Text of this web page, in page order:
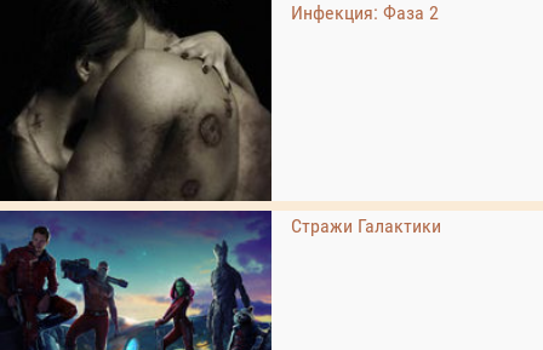
Инфекция: Фаза 2
Стражи Галактики